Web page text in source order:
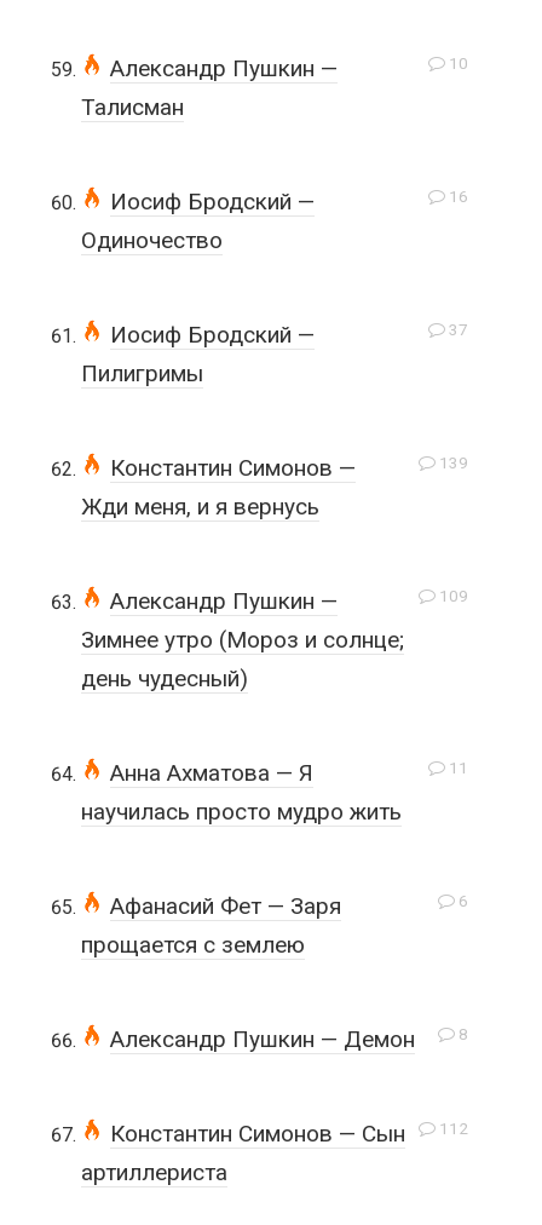
10
Александр Пушкин —
Талисман
16
Иосиф Бродский —
Одиночество
37
Иосиф Бродский —
Пилигримы
139
Константин Симонов —
Жди меня, и я вернусь
109
Александр Пушкин —
Зимнее утро (Мороз и солнце;
день чудесный)
11
Анна Ахматова — Я
научилась просто мудро жить
6
Афанасий Фет — Заря
прощается с землею
8
Александр Пушкин — Демон
112
Константин Симонов — Сын
артиллериста